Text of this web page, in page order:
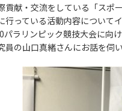
献・交流をしている「スポ
行っている活動内容について
ラリンピック競技大会に向
の山口真緒さんにお話を伺い